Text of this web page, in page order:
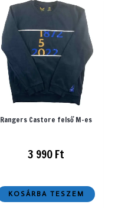
Rangers Castore felső M-es
3 990Ft
KOSÁRBA TESZEM